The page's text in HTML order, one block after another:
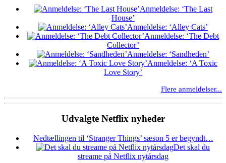
Anmeldelse: ‘The Last
House’
Anmeldelse: ‘Alley Cats’
Anmeldelse: ‘The Debt
Collector’
Anmeldelse: ‘Sandheden’
Anmeldelse: ‘A Toxic
Love Story’
Flere anmeldelser...
Udvalgte Netflix nyheder
Nedtællingen til ‘Stranger Things’ sæson 5 er begyndt…
Det skal du
streame på Netflix nytårsdag